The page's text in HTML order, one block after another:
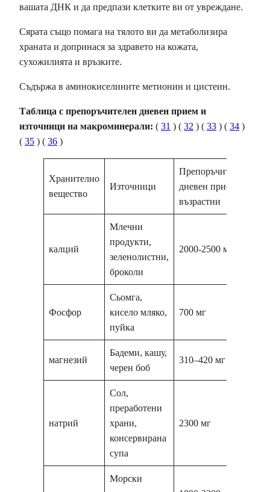
вашата ДНК и да предпази клетките ви от увреждане.
Сярата също помага на тялото ви да метаболизира
храната и допринася за здравето на кожата,
сухожилията и връзките.
Съдържа в аминокиселините метионин и цистеин.
Таблица с препоръчителен дневен прием и
източници на макроминерали: ( 31 ) ( 32 ) ( 33 ) ( 34 )
( 35 ) ( 36 )
Хранително
вещество
Източници
Препоръчителен
дневен прием за
възрастни
калций
Млечни
продукти,
зеленолистни,
броколи
2000-2500 мг
Фосфор
Сьомга,
кисело мляко,
пуйка
700 мг
магнезий
Бадеми, кашу,
черен боб
310–420 мг
натрий
Сол,
преработени
храни,
консервирана
супа
2300 мг
Морски